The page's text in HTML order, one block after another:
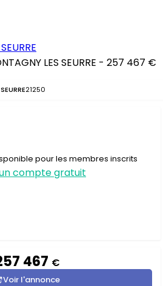
LES SEURRE - 257 467 €
21250
pour les membres inscrits
compte gratuit
467 €
Voir l'annonce